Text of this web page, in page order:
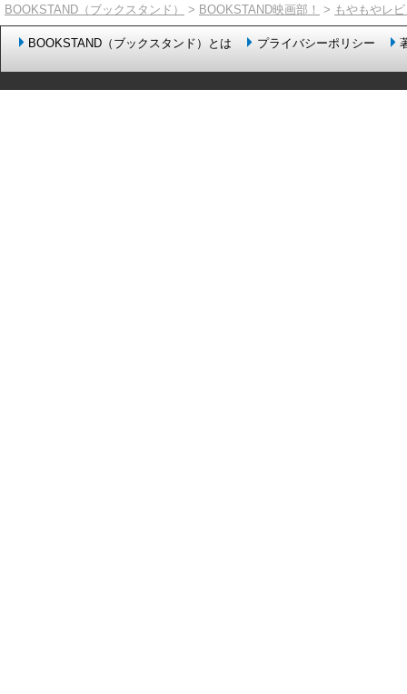
BOOKSTAND（ブックスタンド） > BOOKSTAND映画部！ > もやもやレ
BOOKSTAND（ブックスタンド）とは プライバシーポリシー